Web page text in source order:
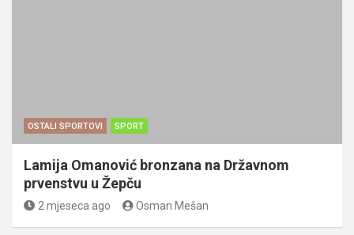
OSTALI SPORTOVI SPORT
Lamija Omanović bronzana na Državnom
prvenstvu u Žepču
2 mjeseca ago Osman Mešan